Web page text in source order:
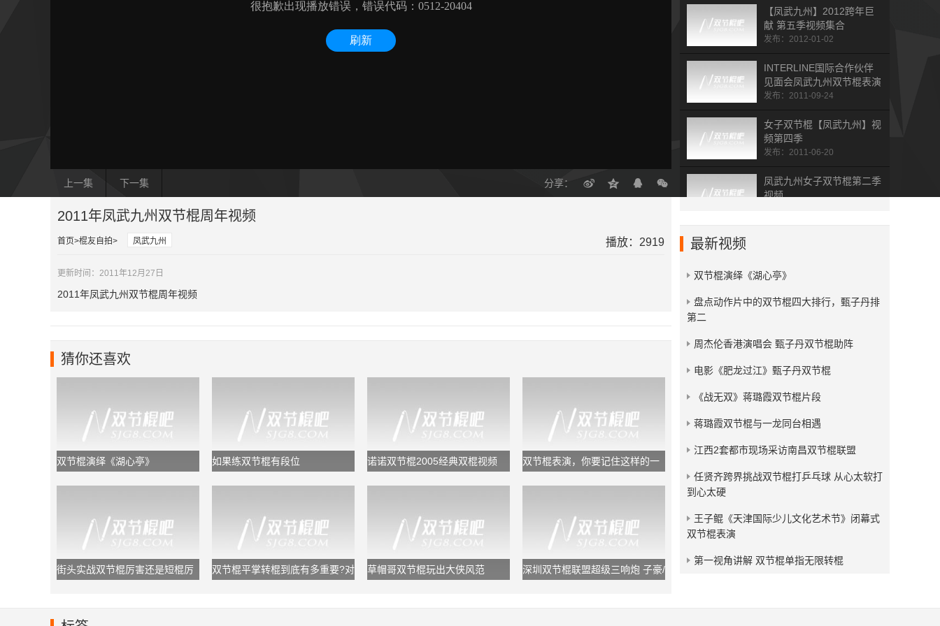
上一集 下一集 分享：
【凤武九州】2012跨年巨
献 第五季视频集合
发布：2012-01-02
INTERLINE国际合作伙伴
见面会凤武九州双节棍表演
发布：2011-09-24
女子双节棍【凤武九州】视
频第四季
发布：2011-06-20
凤武九州女子双节棍第二季
视频
2011年凤武九州双节棍周年视频
首页 棍友自拍 凤武九州 播放：2919
更新时间：2011年12月27日
2011年凤武九州双节棍周年视频
猜你还喜欢
双节棍演绎《湖心亭》 如果练双节棍有段位 诺诺双节棍2005经典双棍视频
双节棍表演，你要记住这样的一
街头实战双节棍厉害还是短棍厉
双节棍平掌转棍到底有多重要?对
草帽哥双节棍玩出大侠风范
深圳双节棍联盟超级三响炮 子豪/
最新视频
双节棍演绎《湖心亭》
​盘点动作片中的双节棍四大排行，甄子丹排
第二
周杰伦香港演唱会 甄子丹双节棍助阵
电影《肥龙过江》甄子丹双节棍
《战无双》蒋璐霞双节棍片段
蒋璐霞双节棍与一龙同台相遇
江西2套都市现场采访南昌双节棍联盟
任贤齐跨界挑战双节棍打乒乓球 从心太软打
到心太硬
王子鲲《天津国际少儿文化艺术节》闭幕式
双节棍表演
第一视角讲解 双节棍单指无限转棍